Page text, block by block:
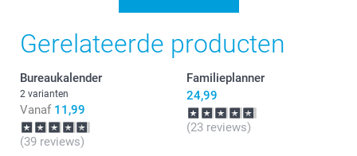
verjaardagskalender.
Gerelateerde producten
Bureaukalender
2 varianten
Vanaf 11,99
(39 reviews)
Familieplanner
24,99
(23 reviews)